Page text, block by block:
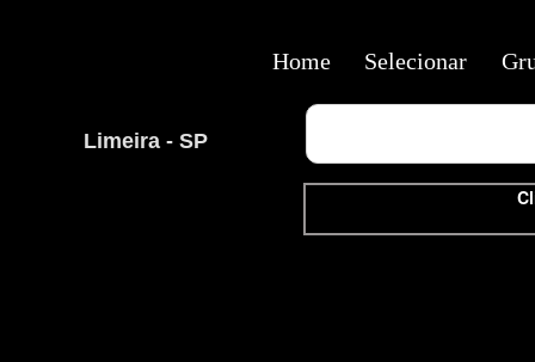
Limeira - SP
Home Selecionar